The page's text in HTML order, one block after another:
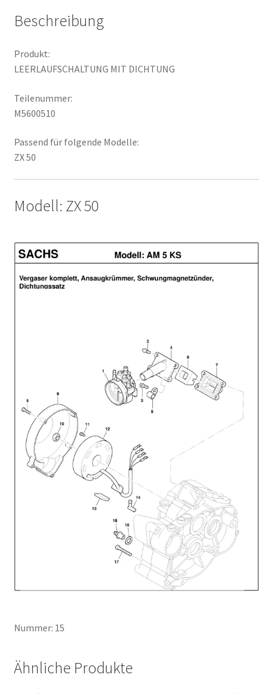
Beschreibung
Produkt:
LEERLAUFSCHALTUNG MIT DICHTUNG
Teilenummer:
M5600510
Passend für folgende Modelle:
ZX 50
Modell: ZX 50
Nummer: 15
Ähnliche Produkte